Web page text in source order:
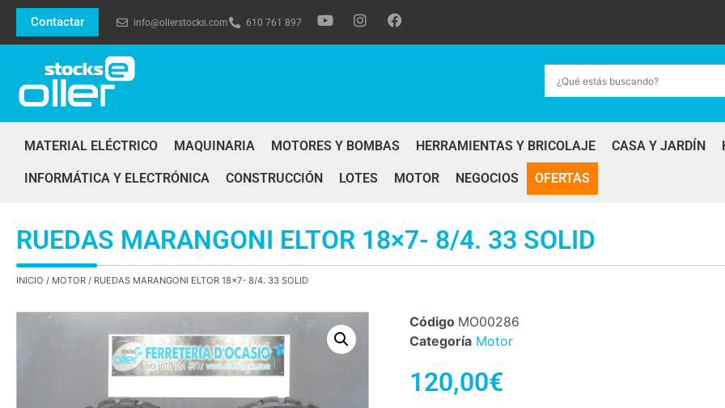
Contactar info@ollerstocks.com 610 761 897
MATERIAL ELÉCTRICO MAQUINARIA MOTORES Y BOMBAS HERRAMIENTAS Y BRICOLAJE CASA Y JARDÍN
INFORMÁTICA Y ELECTRÓNICA CONSTRUCCIÓN LOTES MOTOR NEGOCIOS OFERTAS
RUEDAS MARANGONI ELTOR 18×7- 8/4. 33 SOLID
INICIO / MOTOR / RUEDAS MARANGONI ELTOR 18×7- 8/4. 33 SOLID
Código MO00286
Categoría Motor
120,00€